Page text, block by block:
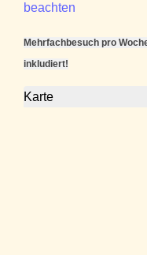
beachten
Mehrfachbesuch pro
inkludiert!
Karte